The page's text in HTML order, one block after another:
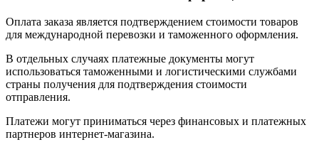
Оплата заказа является подтверждением стоимости товаров
для международной перевозки и таможенного оформления.
В отдельных случаях платежные документы могут
использоваться таможенными и логистическими службами
страны получения для подтверждения стоимости
отправления.
Платежи могут приниматься через финансовых и платежных
партнеров интернет-магазина.